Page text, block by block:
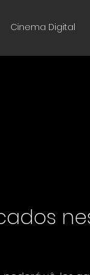
Cinema Digital